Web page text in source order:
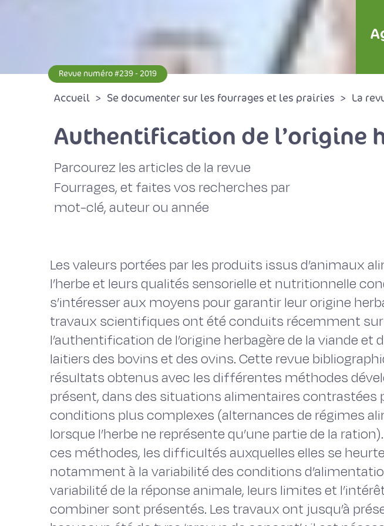
Revue numéro #239 - 2019
Accueil Se documenter sur les fourrages et les prairies La
Authentification de l’origine
Parcourez les articles de la revue
Fourrages, et faites vos recherches par
mot-clé, auteur ou année
Les valeurs portées par les produits issus d’animaux
l’herbe et leurs qualités sensorielle et nutritionnelle
s’intéresser aux moyens pour garantir leur origine
travaux scientifiques ont été conduits récemment sur
l’authentification de l’origine herbagère de la viande et
laitiers des bovins et des ovins. Cette revue
résultats obtenus avec les différentes méthodes
présent, dans des situations alimentaires contrastées
conditions plus complexes (alternances de régimes
lorsque l’herbe ne représente qu’une partie de la
ces méthodes, les difficultés auxquelles elles se
notamment à la variabilité des conditions
variabilité de la réponse animale, leurs limites et
combiner sont présentés. Les travaux ont jusqu’à